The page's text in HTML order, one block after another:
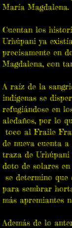
Martin
Juan
Jurhiata
María Magdalena.
Cuentan los
Urhúpani ya
precisamente en
Magdalena, con
A raíz de la
indígenas se
refugiándose en
aledaños, por lo
toco al Fraile
de nueva cuenta
traza de
doto de solares
se determino
para sembrar
más apremiantes
Además de lo